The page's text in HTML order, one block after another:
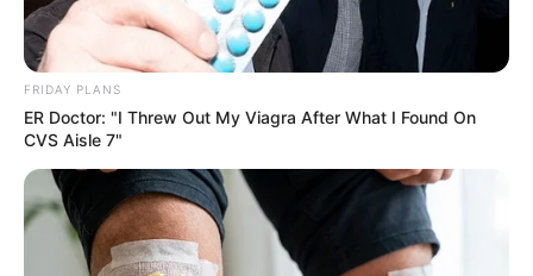
'The Lion King'
BRAINBERRIES
FRIDAY PLANS
ER Doctor: "I Threw Out My Viagra After What I Found On
CVS Aisle 7"